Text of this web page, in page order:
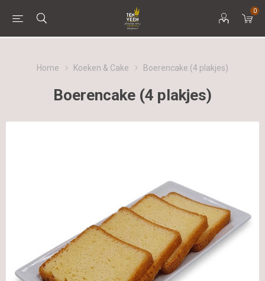
0
Home Koeken & Cake Boerencake (4 plakjes)
Boerencake (4 plakjes)